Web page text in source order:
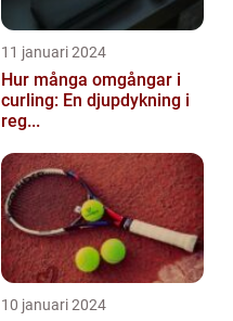
11 januari 2024
Hur många omgångar i
curling: En djupdykning i
reg...
10 januari 2024